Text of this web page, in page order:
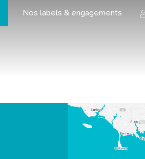
Nos labels & engagements